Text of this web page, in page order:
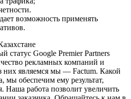
возможность применять
статус Google Premier Partners
рекламных компаний и
них являемся мы — Factum. Какой
мы обеспечим ему результат,
Наша работа позволит увеличить